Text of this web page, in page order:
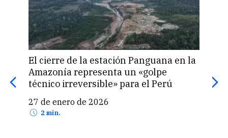
El cierre de la estación Panguana en la
Amazonía representa un «golpe
técnico irreversible» para el Perú
27 de enero de 2026
2 min.